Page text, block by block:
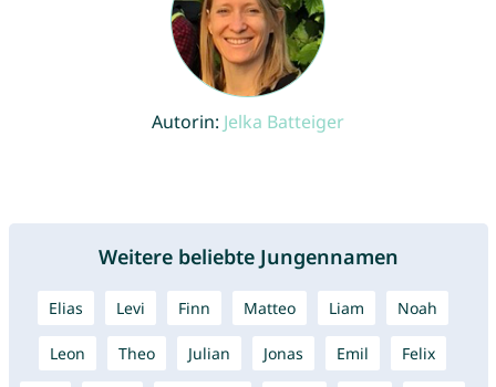
Autorin: Jelka Batteiger
Weitere beliebte Jungennamen
Elias Levi Finn Matteo Liam Noah
Leon Theo Julian Jonas Emil Felix